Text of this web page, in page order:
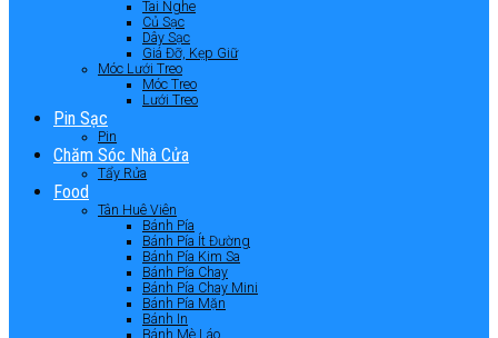
Tai Nghe
Củ Sạc
Dây Sạc
Giá Đỡ, Kẹp Giữ
Móc Lưới Treo
Móc Treo
Lưới Treo
Pin Sạc
Pin
Chăm Sóc Nhà Cửa
Tẩy Rửa
Food
Tân Huê Viên
Bánh Pía
Bánh Pía Ít Đường
Bánh Pía Kim Sa
Bánh Pía Chay
Bánh Pía Chay Mini
Bánh Pía Mặn
Bánh In
Bánh Mè Láo